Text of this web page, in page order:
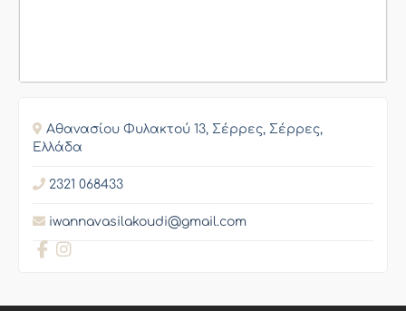
Αθανασίου Φυλακτού 13, Σέρρες, Σέρρες,
Ελλάδα
2321 068433
iwannavasilakoudi@gmail.com